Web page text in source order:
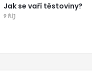
Jak se vaří těstoviny?
9 ŘÍJ